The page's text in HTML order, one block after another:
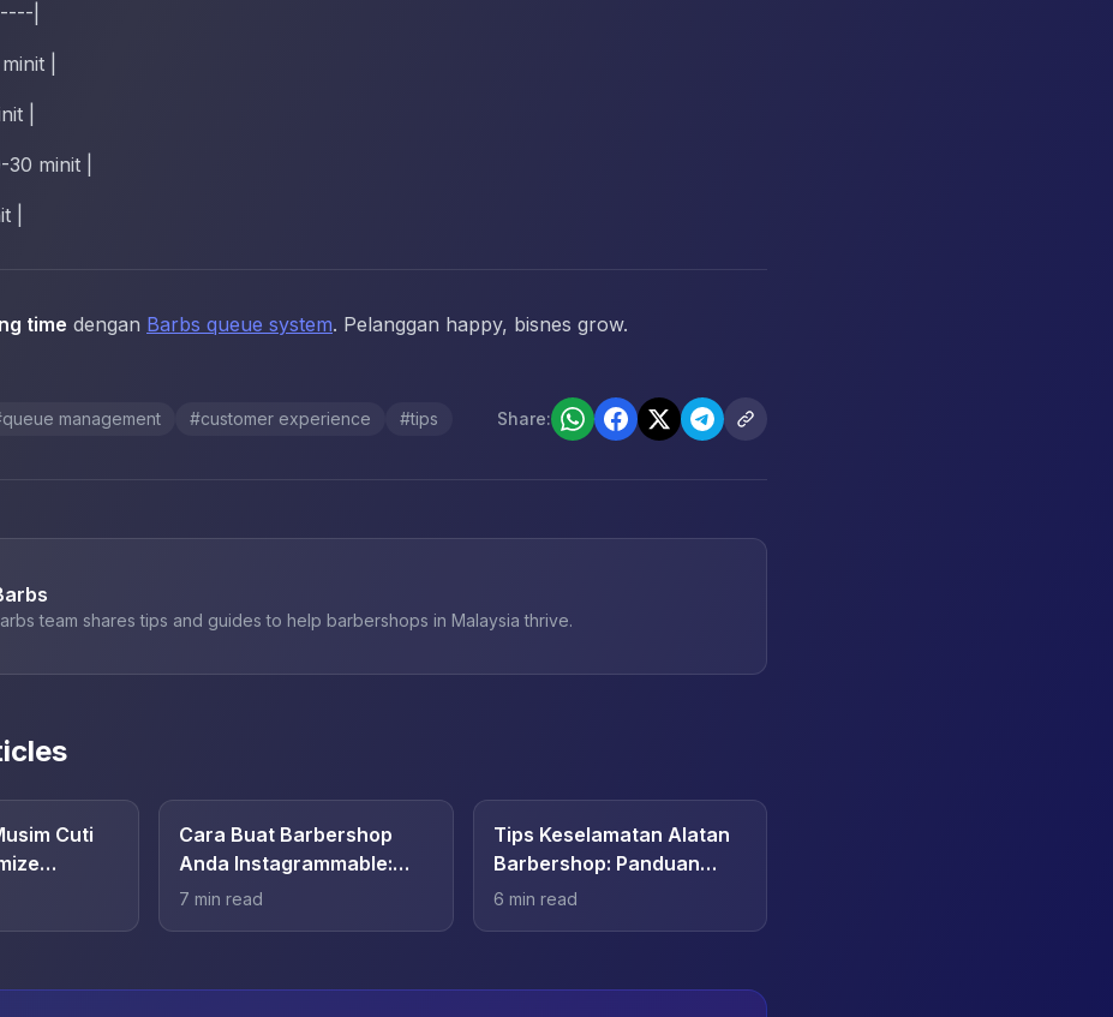
|
|
|
minit |
|
time dengan Barbs queue system. Pelanggan happy, bisnes grow.
queue management #customer experience #tips Share:
team shares tips and guides to help barbershops in Malaysia thrive.
Cuti
Cara Buat Barbershop
Anda Instagrammable:
Design Yang Viral
7 min read
Tips Keselamatan Alatan
Barbershop: Panduan
Lengkap
6 min read